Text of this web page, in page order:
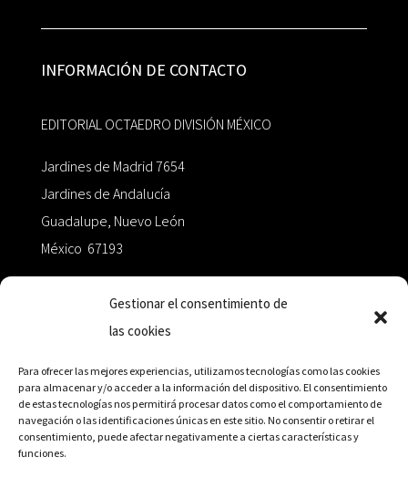
Gestionar el consentimiento de
las cookies
Para ofrecer las mejores experiencias, utilizamos tecnologías como las cookies
para almacenar y/o acceder a la información del dispositivo. El consentimiento
de estas tecnologías nos permitirá procesar datos como el comportamiento de
navegación o las identificaciones únicas en este sitio. No consentir o retirar el
consentimiento, puede afectar negativamente a ciertas características y
funciones.
INFORMACIÓN DE CONTACTO
EDITORIAL OCTAEDRO DIVISIÓN MÉXICO
Jardines de Madrid 7654
Jardines de Andalucía
Guadalupe, Nuevo León
México 67193
+52 811.499.5638
RED DE DISTRIBUCIÓN
Distribuidores en México y Octaedro internacional